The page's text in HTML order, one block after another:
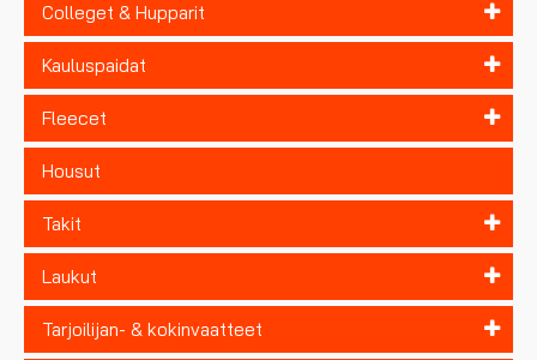
Colleget & Hupparit
Kauluspaidat
Fleecet
Housut
Takit
Laukut
Tarjoilijan- & kokinvaatteet